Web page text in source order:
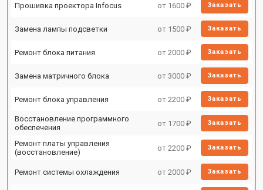
Прошивка проектора Infocus от 1600 ₽ Заказать
Замена лампы подсветки от 1500 ₽ Заказать
Ремонт блока питания от 2000 ₽ Заказать
Замена матричного блока от 3000 ₽ Заказать
Ремонт блока управления от 2200 ₽ Заказать
Восстановление программного
обеспечения
от 1700 ₽ Заказать
Ремонт платы управления
(восстановление)
от 2200 ₽ Заказать
Ремонт системы охлаждения от 2000 ₽ Заказать